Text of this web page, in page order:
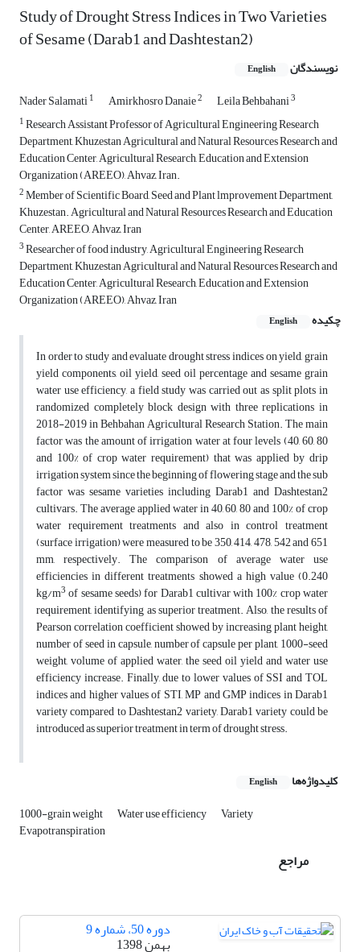
Study of Drought Stress Indices in Two Varieties
of Sesame (Darab1 and Dashtestan2)
نویسندگان English
Nader Salamati1 Amirkhosro Danaie2 Leila Behbahani3
1Research Assistant Professor of Agricultural Engineering Research
Department, Khuzestan Agricultural and Natural Resources Research and
Education Center, Agricultural Research, Education and Extension
Organization (AREEO), Ahvaz, Iran.
2Member of Scientific Board, Seed and Plant lmprovement Department,
Khuzestan. Agricultural and Natural Resources Research and Education
Center, AREEO, Ahvaz, Iran
3Researcher of food industry, Agricultural Engineering Research
Department, Khuzestan Agricultural and Natural Resources Research and
Education Center, Agricultural Research, Education and Extension
Organization (AREEO), Ahvaz, Iran
چکیده
English
In order to study and evaluate drought stress indices on yield, grain
yield components, oil yield, seed oil percentage and sesame grain
water use efficiency, a field study was carried out as split plots in
randomized completely block design with three replications in
2018-2019 in Behbahan Agricultural Research Station. The main
factor was the amount of irrigation water at four levels (40, 60, 80
and 100% of crop water requirement) that was applied by drip
irrigation system since the beginning of flowering stage and the sub
factor was sesame varieties including Darab1 and Dashtestan2
cultivars. The average applied water in 40, 60, 80 and 100% of crop
water requirement treatments and also in control treatment
(surface irrigation) were measured to be 350, 414, 478, 542 and 651
mm, respectively. The comparison of average water use
efficiencies in different treatments showed a high value (0.240
kg/m3 of sesame seeds) for Darab1 cultivar with 100% crop water
requirement, identifying as superior treatment. Also, the results of
Pearson correlation coefficient showed by increasing plant height,
number of seed in capsule, number of capsule per plant, 1000-seed
weight, volume of applied water, the seed oil yield and water use
efficiency increase. Finally, due to lower values of SSI and TOL
indices and higher values of STI, MP and GMP indices in Darab1
variety compared to Dashtestan2 variety, Darab1 variety could be
introduced as superior treatment in term of drought stress.
کلیدواژه‌ها English
1000-grain weight Water use efficiency Variety
Evapotranspiration
مراجع
دوره 50، شماره 9
بهمن 1398